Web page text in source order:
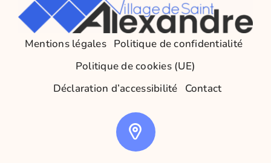
Mentions légales Politique de confidentialité
Politique de cookies (UE)
Déclaration d’accessibilité
Contact